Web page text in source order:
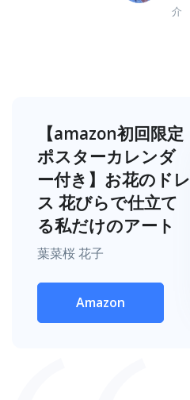
介
【amazon初回限定
ポスターカレンダ
ー付き】お花のドレ
ス 花びらで仕立て
る私だけのアート
葉菜桜 花子
Amazon